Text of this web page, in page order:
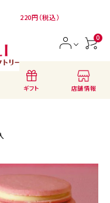
途220円（税込）
0
ギフト 店舗情報